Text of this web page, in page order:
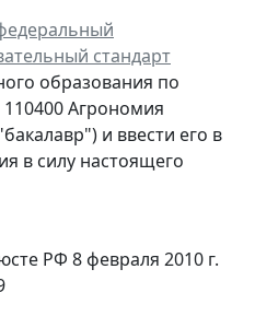
стандарт
образования по
Агрономия
и ввести его в
в силу настоящего
РФ 8 февраля 2010 г.